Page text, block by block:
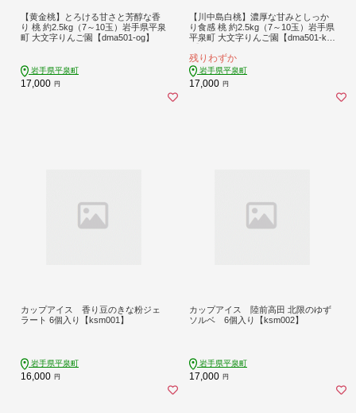
【黄金桃】とろける甘さと芳醇な香
り 桃 約2.5kg（7～10玉）岩手県平泉
町 大文字りんご園【dma501-og】
岩手県平泉町
17,000 円
【川中島白桃】濃厚な甘みとしっか
り食感 桃 約2.5kg（7～10玉）岩手県
平泉町 大文字りんご園【dma501-k
残りわずか
岩手県平泉町
17,000 円
カップアイス 香り豆のきな粉ジェ
ラート 6個入り【ksm001】
岩手県平泉町
16,000 円
カップアイス 陸前高田 北限のゆず
ソルベ 6個入り【ksm002】
岩手県平泉町
17,000 円